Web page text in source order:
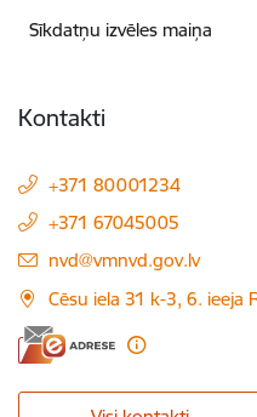
Sīkdatņu izvēles maiņa
Kontakti
+371 80001234
+371 67045005
E-pasts:
nvd@vmnvd.gov.lv
Cēsu iela 31 k-3, 6. ieeja